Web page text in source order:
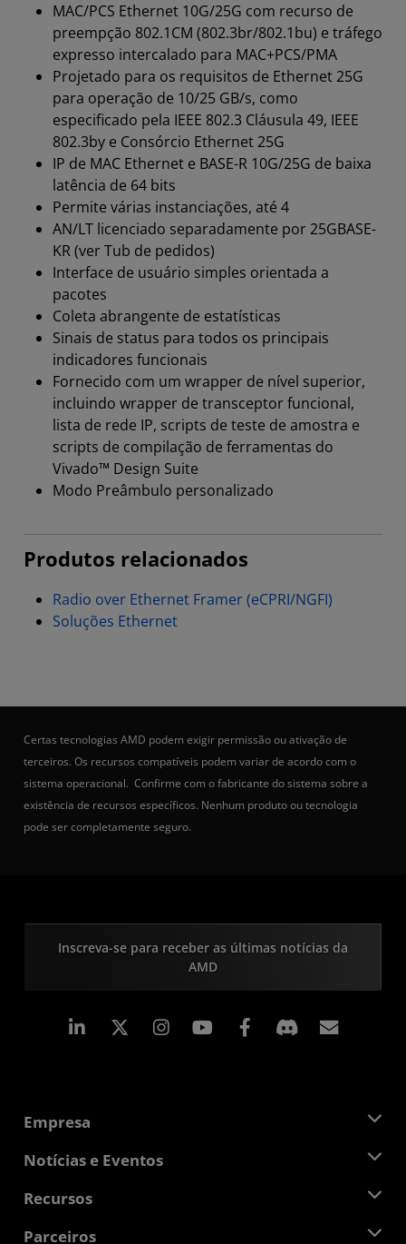
MAC/PCS Ethernet 10G/25G com recurso de
preempção 802.1CM (802.3br/802.1bu) e tráfego
expresso intercalado para MAC+PCS/PMA
Projetado para os requisitos de Ethernet 25G
para operação de 10/25 GB/s, como
especificado pela IEEE 802.3 Cláusula 49, IEEE
802.3by e Consórcio Ethernet 25G
IP de MAC Ethernet e BASE-R 10G/25G de baixa
latência de 64 bits
Permite várias instanciações, até 4
AN/LT licenciado separadamente por 25GBASE-
KR (ver Tub de pedidos)
Interface de usuário simples orientada a
pacotes
Coleta abrangente de estatísticas
Sinais de status para todos os principais
indicadores funcionais
Fornecido com um wrapper de nível superior,
incluindo wrapper de transceptor funcional,
lista de rede IP, scripts de teste de amostra e
scripts de compilação de ferramentas do
Vivado™ Design Suite
Modo Preâmbulo personalizado
Produtos relacionados
Radio over Ethernet Framer (eCPRI/NGFI)
Soluções Ethernet
Certas tecnologias AMD podem exigir permissão ou ativação de
terceiros. Os recursos compatíveis podem variar de acordo com o
sistema operacional. Confirme com o fabricante do sistema sobre a
existência de recursos específicos. Nenhum produto ou tecnologia
pode ser completamente seguro.
Inscreva-se para receber as últimas notícias da
AMD
Linkedin Instagram Facebook
Empresa
Sobre a AMD
Responsibilidade Corporativa
Oportunidades de Emprego
Notícias e Eventos
Sala de Imprensa
Recursos
Central do desenvolvedor
Parceiros